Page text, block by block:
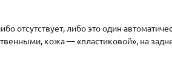
отсутствует, либо это один
кожа — «пластиковой», на